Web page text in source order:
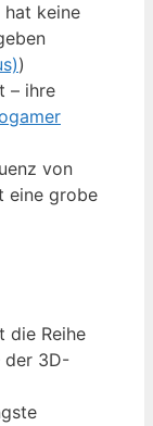
hat keine
)
– ihre
von
eine grobe
die Reihe
der 3D-